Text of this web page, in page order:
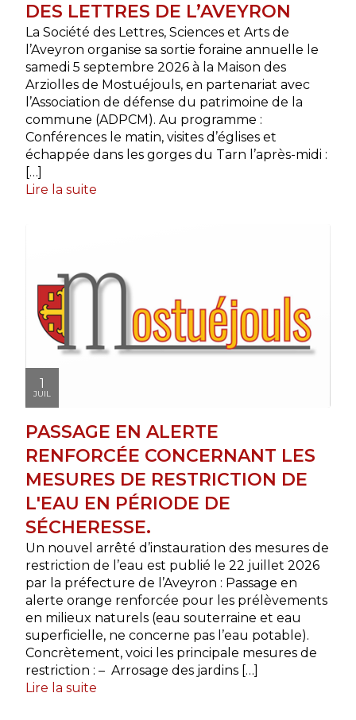
DES LETTRES DE L’AVEYRON
La Société des Lettres, Sciences et Arts de
l’Aveyron organise sa sortie foraine annuelle le
samedi 5 septembre 2026 à la Maison des
Arziolles de Mostuéjouls, en partenariat avec
l’Association de défense du patrimoine de la
commune (ADPCM). Au programme :
Conférences le matin, visites d’églises et
échappée dans les gorges du Tarn l’après-midi :
[…]
Lire la suite
1
JUIL
PASSAGE EN ALERTE
RENFORCÉE CONCERNANT LES
MESURES DE RESTRICTION DE
L'EAU EN PÉRIODE DE
SÉCHERESSE.
Un nouvel arrêté d’instauration des mesures de
restriction de l’eau est publié le 22 juillet 2026
par la préfecture de l’Aveyron : Passage en
alerte orange renforcée pour les prélèvements
en milieux naturels (eau souterraine et eau
superficielle, ne concerne pas l’eau potable).
Concrètement, voici les principale mesures de
restriction : – Arrosage des jardins […]
Lire la suite